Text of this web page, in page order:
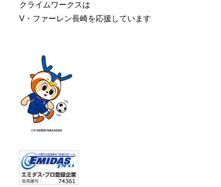
クライムワークスは
V・ファーレン長崎を応援しています